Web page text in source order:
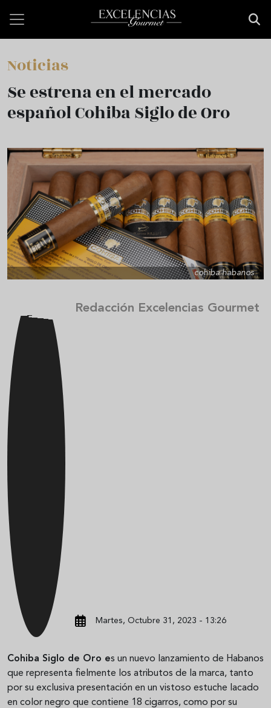
Noticias
Se estrena en el mercado
español Cohiba Siglo de Oro
cohiba habanos
Redacción Excelencias Gourmet
Martes, Octubre 31, 2023 - 13:26
Cohiba Siglo de Oro es un nuevo lanzamiento de Habanos
que representa fielmente los atributos de la marca, tanto
por su exclusiva presentación en un vistoso estuche lacado
en color negro que contiene 18 cigarros, como por su